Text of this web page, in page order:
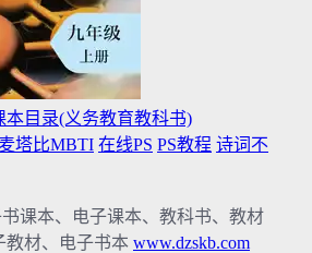
目录(义务教育教科书)
塔比MBTI 在线PS PS教程 诗词不
课本、电子课本、教科书、教材
教材、电子书本 www.dzskb.com